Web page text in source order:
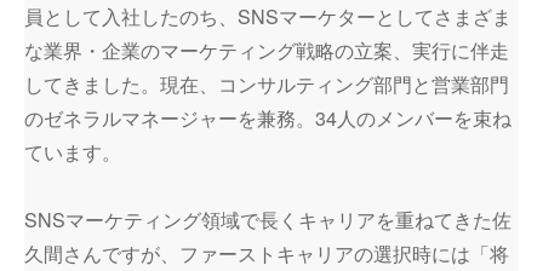
員として入社したのち、SNSマーケターとしてさまざま
な業界・企業のマーケティング戦略の立案、実行に伴走
してきました。現在、コンサルティング部門と営業部門
のゼネラルマネージャーを兼務。34人のメンバーを束ね
ています。
SNSマーケティング領域で長くキャリアを重ねてきた佐
久間さんですが、ファーストキャリアの選択時には「将